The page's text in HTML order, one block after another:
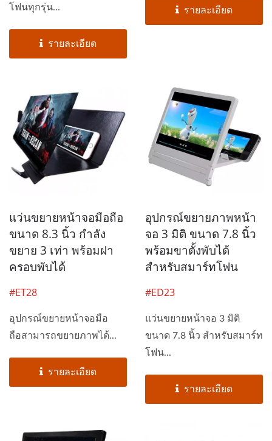
โฟนทุกรุ่น...
รายละเอียด
รายละเอียด
แว่นขยายหน้าจอมือถือ
ขนาด 8.3 นิ้ว กำลัง
ขยาย 3 เท่า พร้อมฝา
ครอบพับได้
#ET28
อุปกรณ์ขยายหน้าจอมือ
ถือสามารถขยายภาพได้...
รายละเอียด
อุปกรณ์ขยายภาพหน้า
จอ 3 มิติ ขนาด 7.8 นิ้ว
พร้อมขาตั้งพับได้
สำหรับสมาร์ทโฟน
#ED23
แว่นขยายหน้าจอ 3 มิติ
ขนาด 7.8 นิ้ว สำหรับสมาร์ท
โฟน...
รายละเอียด